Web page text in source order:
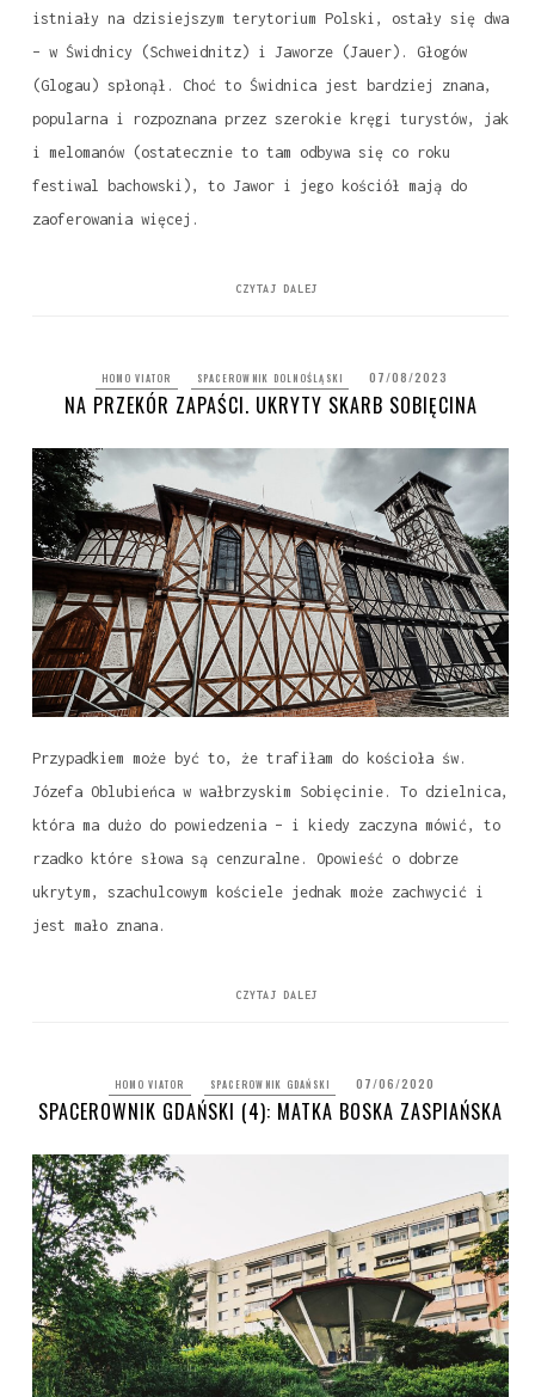
istniały na dzisiejszym terytorium Polski, ostały się dwa
– w Świdnicy (Schweidnitz) i Jaworze (Jauer). Głogów
(Glogau) spłonął. Choć to Świdnica jest bardziej znana,
popularna i rozpoznana przez szerokie kręgi turystów, jak
i melomanów (ostatecznie to tam odbywa się co roku
festiwal bachowski), to Jawor i jego kościół mają do
zaoferowania więcej.
CZYTAJ DALEJ
HOMO VIATOR SPACEROWNIK DOLNOŚLĄSKI 07/08/2023
NA PRZEKÓR ZAPAŚCI. UKRYTY SKARB SOBIĘCINA
Przypadkiem może być to, że trafiłam do kościoła św.
Józefa Oblubieńca w wałbrzyskim Sobięcinie. To dzielnica,
która ma dużo do powiedzenia – i kiedy zaczyna mówić, to
rzadko które słowa są cenzuralne. Opowieść o dobrze
ukrytym, szachulcowym kościele jednak może zachwycić i
jest mało znana.
CZYTAJ DALEJ
HOMO VIATOR SPACEROWNIK GDAŃSKI 07/06/2020
SPACEROWNIK GDAŃSKI (4): MATKA BOSKA ZASPIAŃSKA